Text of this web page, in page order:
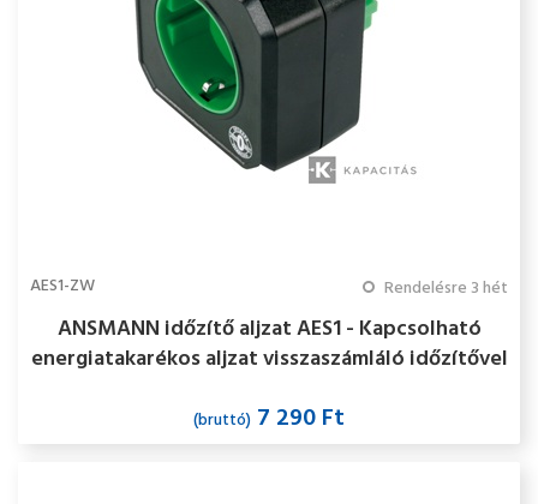
AES1-ZW Rendelésre 3 hét
ANSMANN időzítő aljzat AES1 - Kapcsolható
energiatakarékos aljzat visszaszámláló időzítővel
(bruttó) 7 290 Ft